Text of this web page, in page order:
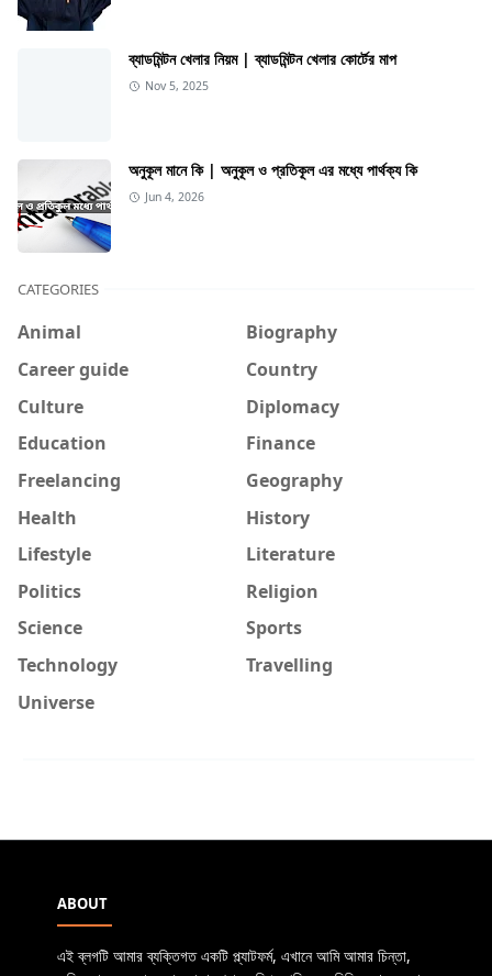
ব্যাডমিন্টন খেলার নিয়ম | ব্যাডমিন্টন খেলার কোর্টের মাপ
Nov 5, 2025
অনুকূল মানে কি | অনুকূল ও প্রতিকূল এর মধ্যে পার্থক্য কি
Jun 4, 2026
CATEGORIES
Animal
Biography
Career guide
Country
Culture
Diplomacy
Education
Finance
Freelancing
Geography
Health
History
Lifestyle
Literature
Politics
Religion
Science
Sports
Technology
Travelling
Universe
ABOUT
এই ব্লগটি আমার ব্যক্তিগত একটি প্ল্যাটফর্ম, এখানে আমি আমার চিন্তা,